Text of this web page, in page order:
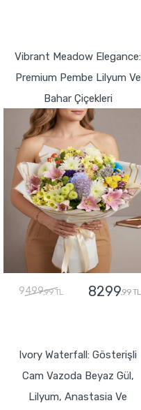
Vibrant Meadow Elegance:
Premium Pembe Lilyum Ve
Bahar Çiçekleri
9499,99 TL 8299,99 TL
Ivory Waterfall: Gösterişli
Cam Vazoda Beyaz Gül,
Lilyum, Anastasia Ve